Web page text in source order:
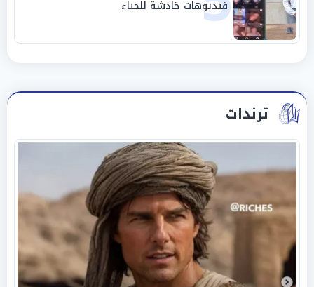
فيديوهات خادشة للحياء
ترندات